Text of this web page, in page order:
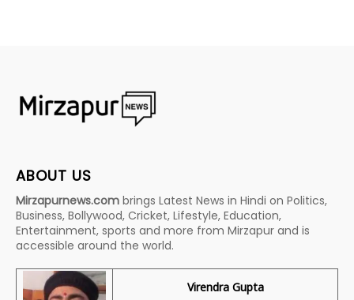
ABOUT US
Mirzapurnews.com brings Latest News in Hindi on Politics,
Business, Bollywood, Cricket, Lifestyle, Education,
Entertainment, sports and more from Mirzapur and is
accessible around the world.
Virendra Gupta